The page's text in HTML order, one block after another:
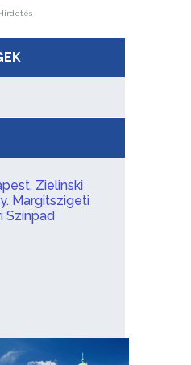
Zielinski
Margitszigeti
Színpad